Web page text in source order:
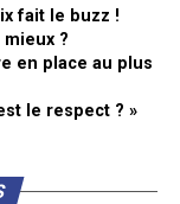
fait le buzz !
?
en place au plus
le respect ? »